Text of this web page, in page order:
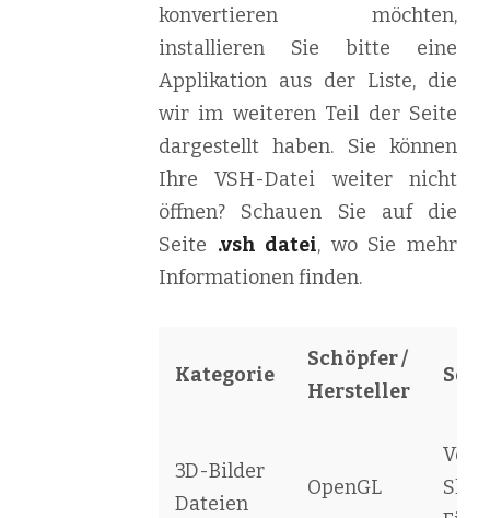
konvertieren möchten,
installieren Sie bitte eine
Applikation aus der Liste, die
wir im weiteren Teil der Seite
dargestellt haben. Sie können
Ihre VSH-Datei weiter nicht
öffnen? Schauen Sie auf die
Seite .vsh datei, wo Sie mehr
Informationen finden.
Kategorie
Schöpfer /
Hersteller
3D-Bilder
Dateien
OpenGL